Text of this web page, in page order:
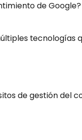
de
tecnologías
de gestión del